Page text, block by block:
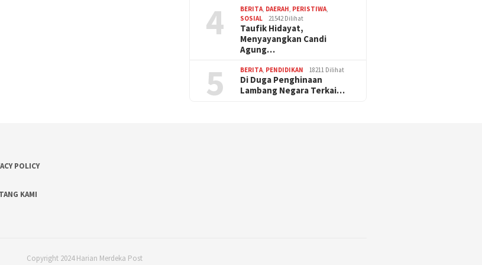
4 BERITA, DAERAH, PERISTIWA,
SOSIAL
21542 Dilihat
Taufik Hidayat,
Menyayangkan Candi
Agung…
5 BERITA, PENDIDIKAN 18211 Dilihat
Di Duga Penghinaan
Lambang Negara Terkai…
POLICY
KAMI
Copyright 2024 Harian Merdeka Post